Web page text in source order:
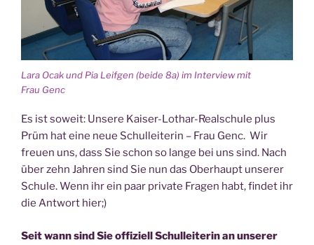
lesen war“
Lara Ocak und Pia Leif­gen (bei­de 8a) im Inter­view mit
Frau Genc
Es ist soweit: Unse­re Kai­ser-Lothar-Real­schu­le plus
Prüm hat eine neue Schul­lei­te­rin – Frau Genc. Wir
freu­en uns, dass Sie schon so lan­ge bei uns sind. Nach
über zehn Jah­ren sind Sie nun das Ober­haupt unse­rer
Schu­le. Wenn ihr ein paar pri­va­te Fra­gen habt, fin­det ihr
die Ant­wort hier;)
Seit wann sind Sie offi­zi­ell Schul­lei­te­rin an unse­rer